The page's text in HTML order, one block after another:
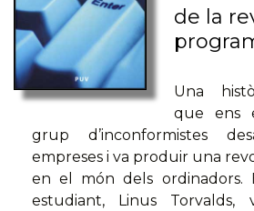
de la
Una
que ens
grup d’inconformistes
empreses i va produir una
en el món dels ordinadors.
estudiant, Linus